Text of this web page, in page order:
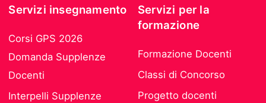
Servizi insegnamento
Corsi GPS 2026
Domanda Supplenze
Docenti
Interpelli Supplenze
Servizi per la
formazione
Formazione Docenti
Classi di Concorso
Progetto docenti